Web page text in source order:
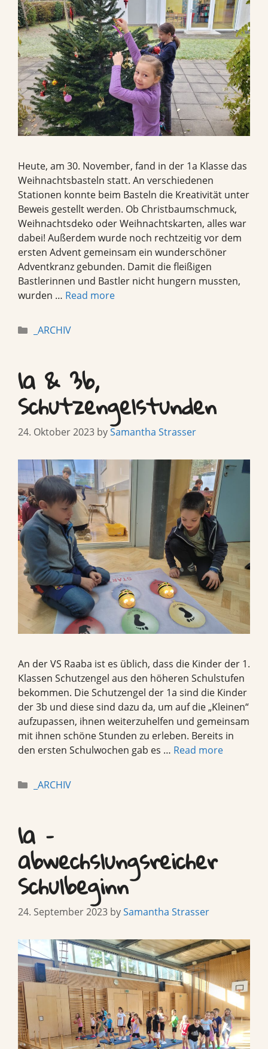
Heute, am 30. November, fand in der 1a Klasse das
Weihnachtsbasteln statt. An verschiedenen
Stationen konnte beim Basteln die Kreativität unter
Beweis gestellt werden. Ob Christbaumschmuck,
Weihnachtsdeko oder Weihnachtskarten, alles war
dabei! Außerdem wurde noch rechtzeitig vor dem
ersten Advent gemeinsam ein wunderschöner
Adventkranz gebunden. Damit die fleißigen
Bastlerinnen und Bastler nicht hungern mussten,
wurden … Read more
Categories
_ARCHIV
1a & 3b,
Schutzengelstunden
24. Oktober 2023 bySamantha Strasser
An der VS Raaba ist es üblich, dass die Kinder der 1.
Klassen Schutzengel aus den höheren Schulstufen
bekommen. Die Schutzengel der 1a sind die Kinder
der 3b und diese sind dazu da, um auf die „Kleinen“
aufzupassen, ihnen weiterzuhelfen und gemeinsam
mit ihnen schöne Stunden zu erleben. Bereits in
den ersten Schulwochen gab es … Read more
Categories
_ARCHIV
1a –
abwechslungsreicher
Schulbeginn
24. September 2023 bySamantha Strasser